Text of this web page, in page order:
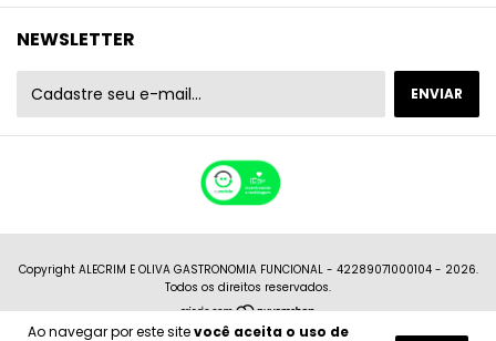
Ao navegar por este sitevocê aceita o uso de
NEWSLETTER
Copyright ALECRIM E OLIVA GASTRONOMIA FUNCIONAL - 42289071000104 - 2026.
Todos os direitos reservados.